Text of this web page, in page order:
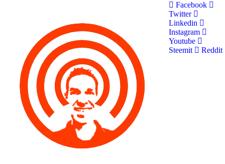
Facebook
Twitter
Linkedin
Instagram
Youtube
Steemit
Reddit